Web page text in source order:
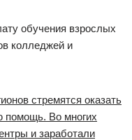
обучения взрослых
колледжей и
стремятся оказать
помощь. Во многих
и заработали